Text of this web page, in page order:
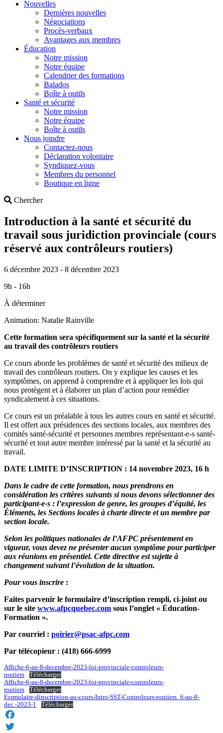
Nouvelles
Dernières nouvelles
Négociations
Procès-verbaux
Avantages aux membres
Éducation
Notre mission
Notre équipe
Calendrier des formations
Balados
Boîte à outils
Santé et sécurité
Notre mission
Notre équipe
Boîte à outils
Nous joindre
Contactez-nous
Déclaration volontaire
Syndiquez-vous
Membres du personnel
Boutique en ligne
ChercherSearch
Introduction à la santé et sécurité du
travail sous juridiction provinciale (cours
réservé aux contrôleurs routiers)
6 décembre 2023 - 8 décembre 2023
9h - 16h
À déterminer
Animation: Natalie Rainville
Cette formation sera spécifiquement sur la santé et la sécurité
au travail des contrôleurs routiers
Ce cours aborde les problèmes de santé et sécurité des milieux de
travail des contrôleurs routiers. On y explique les causes et les
symptômes, on apprend à comprendre et à appliquer les lois qui
nous protègent et à élaborer un plan d’action pour remédier
syndicalement à ces situations.
Ce cours est un préalable à tous les autres cours en santé et sécurité.
Il est offert aux présidences des sections locales, aux membres des
comités santé-sécurité et personnes membres représentant-e-s santé-
sécurité et tout autre membre intéressé par la santé et la sécurité au
travail.
DATE LIMITE D’INSCRIPTION : 14 novembre 2023, 16 h
Dans le cadre de cette formation, nous prendrons en
considération les critères suivants si nous devons sélectionner des
participant-e-s : l’expression de genre, les groupes d’équité, les
Éléments, les Sections locales à charte directe et un membre par
section locale.
Selon les politiques nationales de l’AFPC présentement en
vigueur, vous devez ne présenter aucun symptôme pour participer
aux réunions en présentiel. Cette directive est sujette à
changement suivant l’évolution de la situation.
Pour vous inscrire :
Faites parvenir le formulaire d’inscription rempli, ci-joint ou
sur le site www.afpcquebec.com sous l’onglet « Éducation-
Formation ».
Par courriel : poirier@psac-afpc.com
Par télécopieur : (418) 666-6999
Affiche-6-au-8-decembre-2023-loi-provinciale-controleurs-
routiers
Télécharger
Affiche-6-au-8-decembre-2023-loi-provinciale-controleurs-
routiers
Télécharger
Formulaire-dinscription-au-cours-Intro-SST-Controleurs-routiers_6-au-8-
dec.-2023-1
Télécharger
Facebook